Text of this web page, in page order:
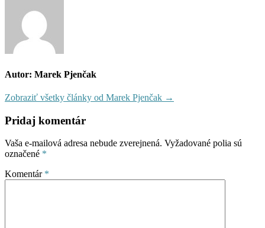
Autor: Marek Pjenčak
Zobraziť všetky články od Marek Pjenčak →
Pridaj komentár
Vaša e-mailová adresa nebude zverejnená. Vyžadované polia sú
označené *
Komentár *